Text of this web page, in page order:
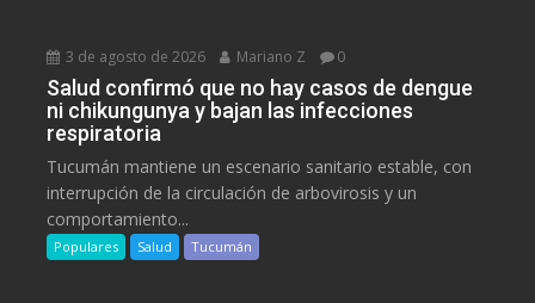
3 de agosto de 2026 Mariano Z 0
Salud confirmó que no hay casos de dengue
ni chikungunya y bajan las infecciones
respiratoria
Tucumán mantiene un escenario sanitario estable, con
interrupción de la circulación de arbovirosis y un
comportamiento...
Populares Salud Tucumán